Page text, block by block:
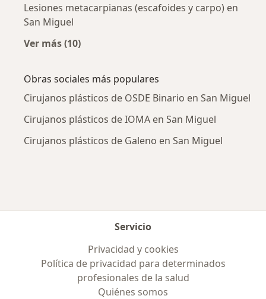
Lesiones metacarpianas (escafoides y carpo) en
San Miguel
Ver más (10)
Obras sociales más populares
Cirujanos plásticos de OSDE Binario en San Miguel
Cirujanos plásticos de IOMA en San Miguel
Cirujanos plásticos de Galeno en San Miguel
Servicio
Privacidad y cookies
Política de privacidad para determinados
profesionales de la salud
Quiénes somos